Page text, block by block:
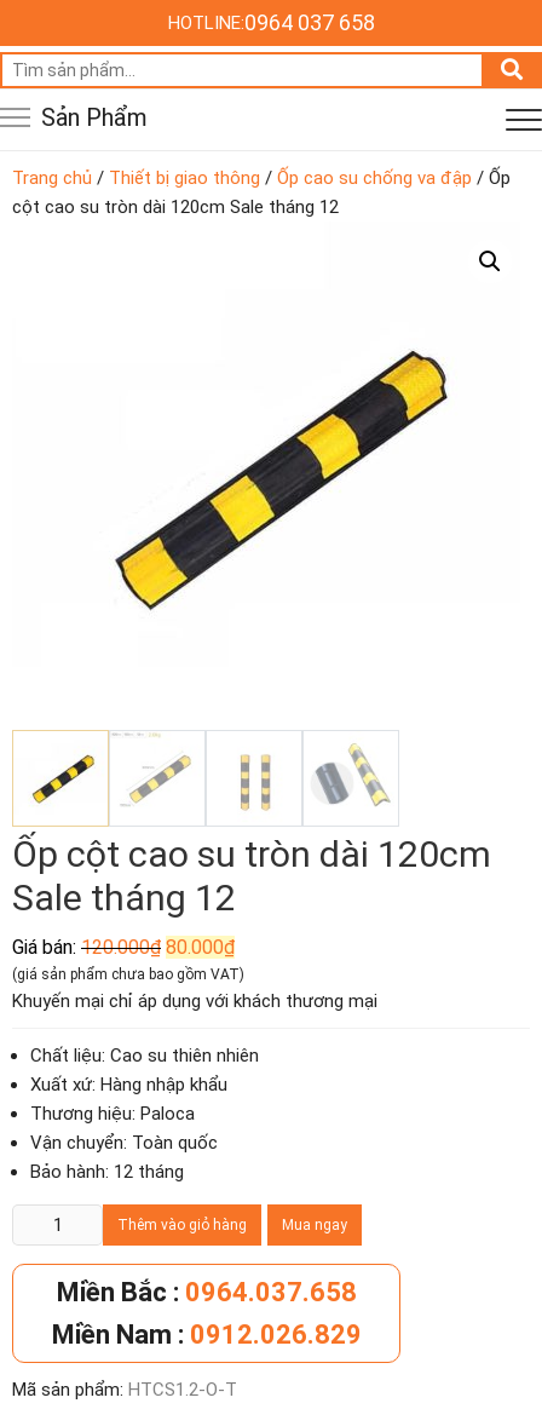
HOTLINE:0964 037 658
Tìm
kiếm:
Sản Phẩm
Trang chủ / Thiết bị giao thông / Ốp cao su chống va đập / Ốp
cột cao su tròn dài 120cm Sale tháng 12
Ốp cột cao su tròn dài 120cm
Sale tháng 12
Giá bán: 120.000₫ Giá
gốc
là:
120.000₫.
80.000₫Giá
hiện
tại
là:
(giá sản phẩm chưa bao gồm VAT)
Khuyến mại chỉ áp dụng với khách thương mại
Chất liệu: Cao su thiên nhiên
Xuất xứ: Hàng nhập khẩu
Thương hiệu: Paloca
Vận chuyển: Toàn quốc
Bảo hành: 12 tháng
cột
cao
dài
120cm
Thêm vào giỏ hàng Mua ngay
Miền Bắc : 0964.037.658
Miền Nam : 0912.026.829
Mã sản phẩm: HTCS1.2-O-T